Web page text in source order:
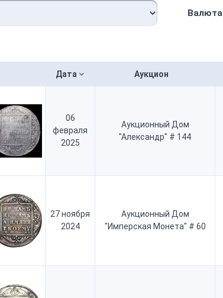
Валюта
Дата Аукцион
06
февраля
2025
Аукционный Дом
"Александр" # 144
27 ноября
2024
Аукционный Дом
"Имперская Монета" # 60